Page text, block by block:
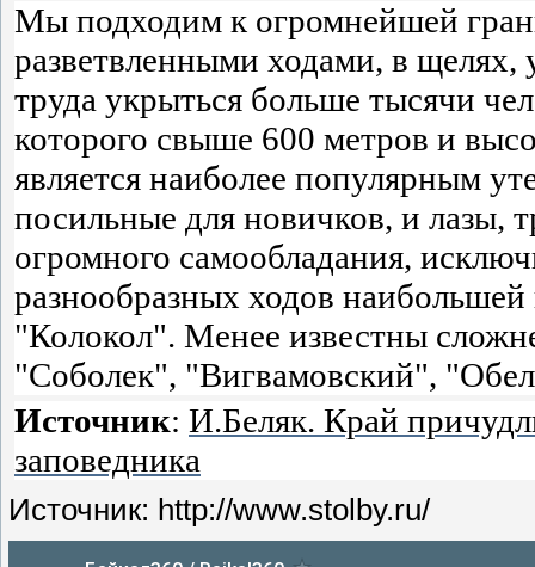
Мы подходим к огромнейшей
разветвленными ходами, в щелях,
труда укрыться больше тысячи
которого свыше 600 метров и
является наиболее популярным
посильные для новичков, и лазы,
огромного самообладания,
разнообразных ходов
"Колокол". Менее известны
"Соболек", "Вигвамовский",
Источник: И.Беляк. Край
заповедника
Источник: http://www.stolby.ru/